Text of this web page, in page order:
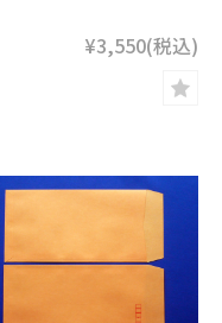
¥3,550(税込)